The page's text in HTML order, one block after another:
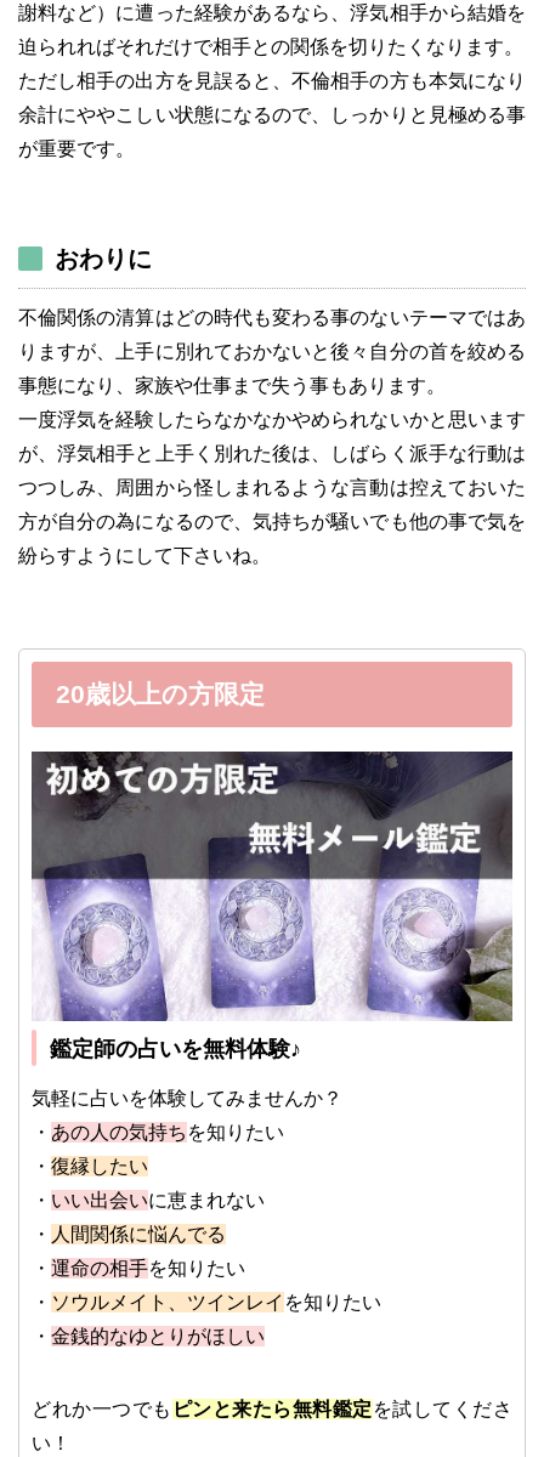
謝料など）に遭った経験があるなら、浮気相手から結婚を
迫られればそれだけで相手との関係を切りたくなります。
ただし相手の出方を見誤ると、不倫相手の方も本気になり
余計にややこしい状態になるので、しっかりと見極める事
が重要です。
おわりに
不倫関係の清算はどの時代も変わる事のないテーマではあ
りますが、上手に別れておかないと後々自分の首を絞める
事態になり、家族や仕事まで失う事もあります。
一度浮気を経験したらなかなかやめられないかと思います
が、浮気相手と上手く別れた後は、しばらく派手な行動は
つつしみ、周囲から怪しまれるような言動は控えておいた
方が自分の為になるので、気持ちが騒いでも他の事で気を
紛らすようにして下さいね。
20歳以上の方限定
鑑定師の占いを無料体験♪
気軽に占いを体験してみませんか？
・ あの人の気持ち を知りたい
・ 復縁したい
・ いい出会いに恵まれない
・ 人間関係に悩んでる
・ 運命の相手を知りたい
・ ソウルメイト、ツインレイ を知りたい
・ 金銭的なゆとりがほしい
どれか一つでも ピンと来たら無料鑑定 を試してくださ
い！